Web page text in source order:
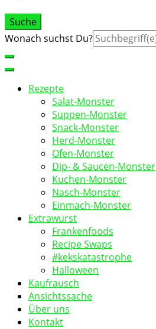
Suche
Suche
Wonach suchst Du?
Rezepte
Salat-Monster
Suppen-Monster
Snack-Monster
Herd-Monster
Ofen-Monster
Dip- & Saucen-Monster
Kuchen-Monster
Nasch-Monster
Einmach-Monster
Extrawurst
Frankenfoods
Recipe Swaps
#kekskatastrophe
Halloween
Kaufrausch
Ansichtssache
Über uns
Kontakt